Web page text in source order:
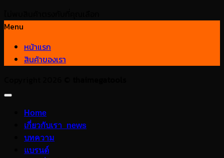
Menu
หน้าแรก
สินค้าของเรา
Home
เกี่ยวกับเรา_news
บทความ
แบรนด์